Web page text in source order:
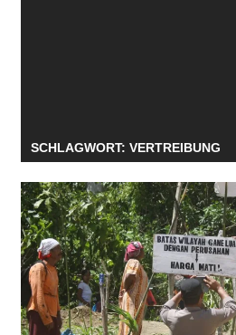
SCHLAGWORT: VERTREIBUNG